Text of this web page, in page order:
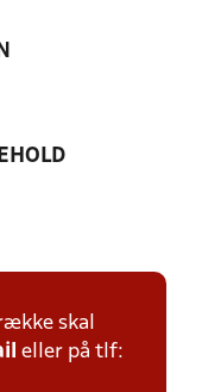
skal
eller på tlf: